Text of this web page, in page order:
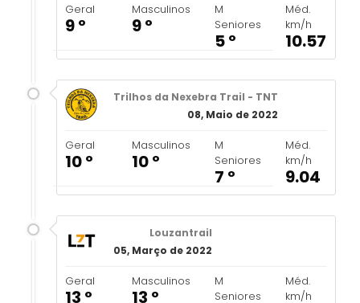
Geral
9 º
Masculinos
9 º
M
Seniores
5 º
Méd.
km/h
10.57
Trilhos da Nexebra Trail - TNT
08, Maio de 2022
Geral
10 º
Masculinos
10 º
M
Seniores
7 º
Méd.
km/h
9.04
Louzantrail
05, Março de 2022
Geral
13 º
Masculinos
13 º
M
Seniores
Méd.
km/h